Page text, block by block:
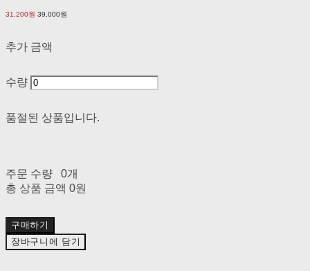
31,200원 39,000원
추가 금액
수량
품절된 상품입니다.
주문 수량
0개
총 상품 금액 0원
구매하기
장바구니에 담기